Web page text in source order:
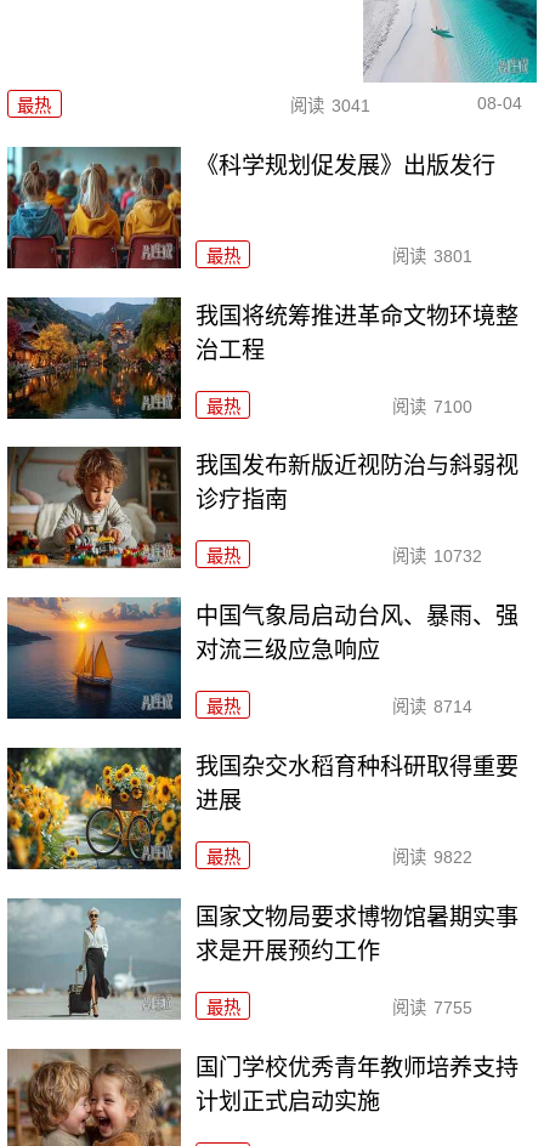
最热 阅读 3041 08-04
《科学规划促发展》出版发行
最热 阅读 3801
我国将统筹推进革命文物环境整
治工程
最热 阅读 7100
我国发布新版近视防治与斜弱视
诊疗指南
最热 阅读 10732
中国气象局启动台风、暴雨、强
对流三级应急响应
最热 阅读 8714
我国杂交水稻育种科研取得重要
进展
最热 阅读 9822
国家文物局要求博物馆暑期实事
求是开展预约工作
最热 阅读 7755
国门学校优秀青年教师培养支持
计划正式启动实施